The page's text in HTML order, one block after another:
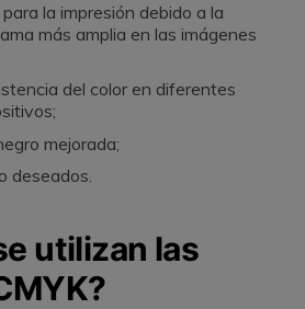
la impresión debido a la
más amplia en las imágenes
del color en diferentes
mejorada;
deseados.
utilizan las